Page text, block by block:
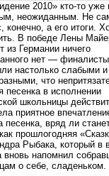
2010» кто-то уже
неожиданным. Не
конечно, а его итоги.
В победе Лены
из Германии ничего
нет —
настолько слабыми и
что
песенка в исполнении
школьницы
приятное
песенка, вряд ли
прошлогодняя
Рыбака, который в
вновь напомнил
о себе, сладеньком.